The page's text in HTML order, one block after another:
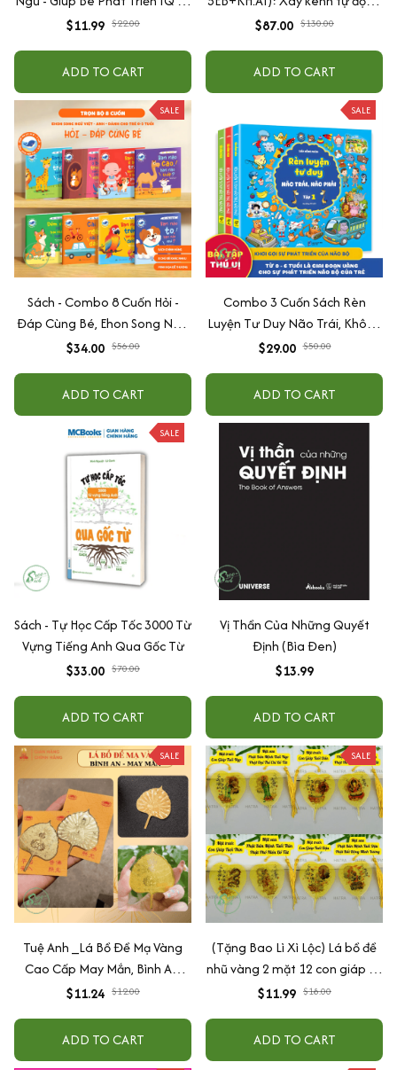
EQ
$11.99 $22.00
ADD TO CART
AI Agent + AI siêu mạnh + 3
+ Xu hướng
$87.00 $130.00
ADD TO CART
SALE
Sách - Combo 8 Cuốn Hỏi -
Đáp Cùng Bé, Ehon Song Ngữ
Việt - Anh - Dành Cho Bé Từ 0
$34.00 $56.00
ADD TO CART
SALE
Combo 3 Cuốn Sách Rèn
Luyện Tư Duy Não Trái, Không
Não Phải - Đánh Thức Tiềm
$29.00 $50.00
ADD TO CART
SALE
Sách - Tự Học Cấp Tốc 3000 Từ
Vựng Tiếng Anh Qua Gốc Từ
$33.00 $70.00
ADD TO CART
Vị Thần Của Những Quyết
Định (Bìa Đen)
$13.99
ADD TO CART
SALE
Tuệ Anh _Lá Bồ Đề Mạ Vàng
Cao Cấp May Mắn, Bình An,
Chiêu Tài Lộc
$11.24 $12.00
ADD TO CART
SALE
(Tặng Bao Lì Xì Lộc) Lá bồ đề
nhũ vàng 2 mặt 12 con giáp và
phật bản mệnh, để ốp lưng
quang
$11.99 $18.00
ADD TO CART